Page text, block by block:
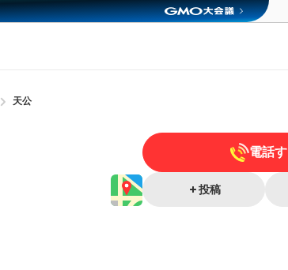
天公
電話
投稿